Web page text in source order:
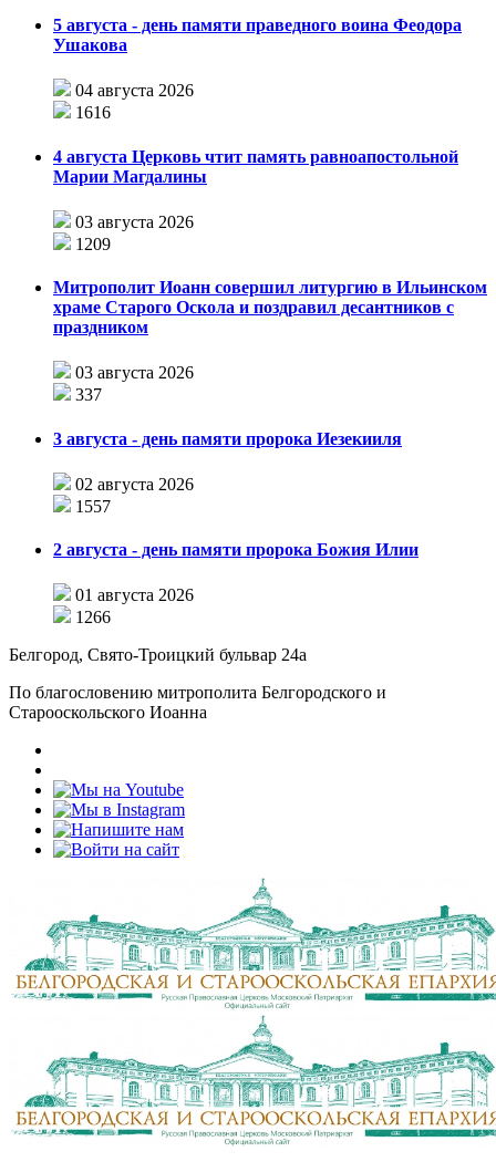
5 августа - день памяти праведного воина Феодора
Ушакова
04 августа 2026
1616
4 августа Церковь чтит память равноапостольной
Марии Магдалины
03 августа 2026
1209
Митрополит Иоанн совершил литургию в Ильинском
храме Старого Оскола и поздравил десантников с
праздником
03 августа 2026
337
3 августа - день памяти пророка Иезекииля
02 августа 2026
1557
2 августа - день памяти пророка Божия Илии
01 августа 2026
1266
Белгород, Свято-Троицкий бульвар 24а
По благословению митрополита Белгородского и
Старооскольского Иоанна